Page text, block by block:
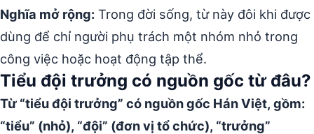
Nghĩa mở rộng: Trong đời sống, từ này đôi khi được
dùng để chỉ người phụ trách một nhóm nhỏ trong
công việc hoặc hoạt động tập thể.
Tiểu đội trưởng có nguồn gốc từ đâu?
Từ “tiểu đội trưởng” có nguồn gốc Hán Việt, gồm:
“tiểu” (nhỏ), “đội” (đơn vị tổ chức), “trưởng”